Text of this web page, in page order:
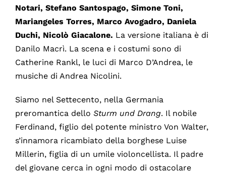
Notari, Stefano Santospago, Simone Toni,
Mariangeles Torres, Marco Avogadro, Daniela
Duchi, Nicolò Giacalone. La versione italiana è di
Danilo Macrì. La scena e i costumi sono di
Catherine Rankl, le luci di Marco D’Andrea, le
musiche di Andrea Nicolini.
Siamo nel Settecento, nella Germania
preromantica dello Sturm und Drang. Il nobile
Ferdinand, figlio del potente ministro Von Walter,
s’innamora ricambiato della borghese Luise
Millerin, figlia di un umile violoncellista. Il padre
del giovane cerca in ogni modo di ostacolare